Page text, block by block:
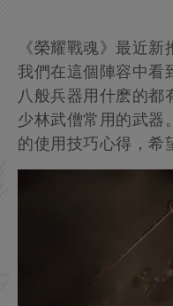
《榮耀戰魂》最近
我們在這個陣容中看
八般兵器用什麽的都
少林武僧常用的武器
的使用技巧心得，希